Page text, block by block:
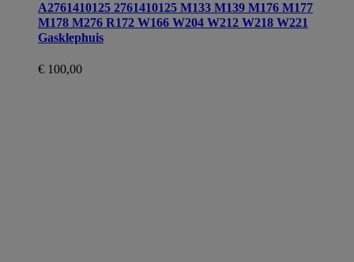
A2761410125 2761410125 M133 M139 M176 M177
M178 M276 R172 W166 W204 W212 W218 W221
Gasklephuis
€ 100,00